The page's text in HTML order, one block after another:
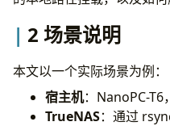
步骤 1：配置
步骤 2：配置容器
步骤 3：在容器
方案三：使用 shift
宿主机权限配置
配置 Immich 使用正
2 场景说明
本文以一个实际场景为例：
宿主机：NanoPC-T6
TrueNAS：通过